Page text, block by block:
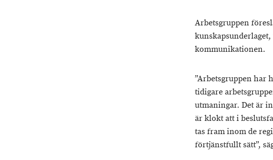
Arbetsgruppen
kommunikationen.
”Arbetsgruppen har
tidigare
utmaningar. Det är
är klokt att i
tas fram inom de
förtjänstfullt sätt”,